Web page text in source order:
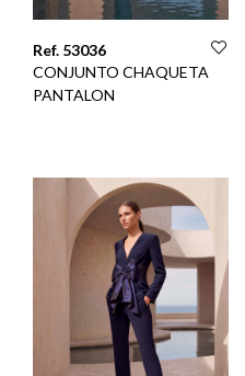
Ref. 53036
CONJUNTO CHAQUETA
PANTALON